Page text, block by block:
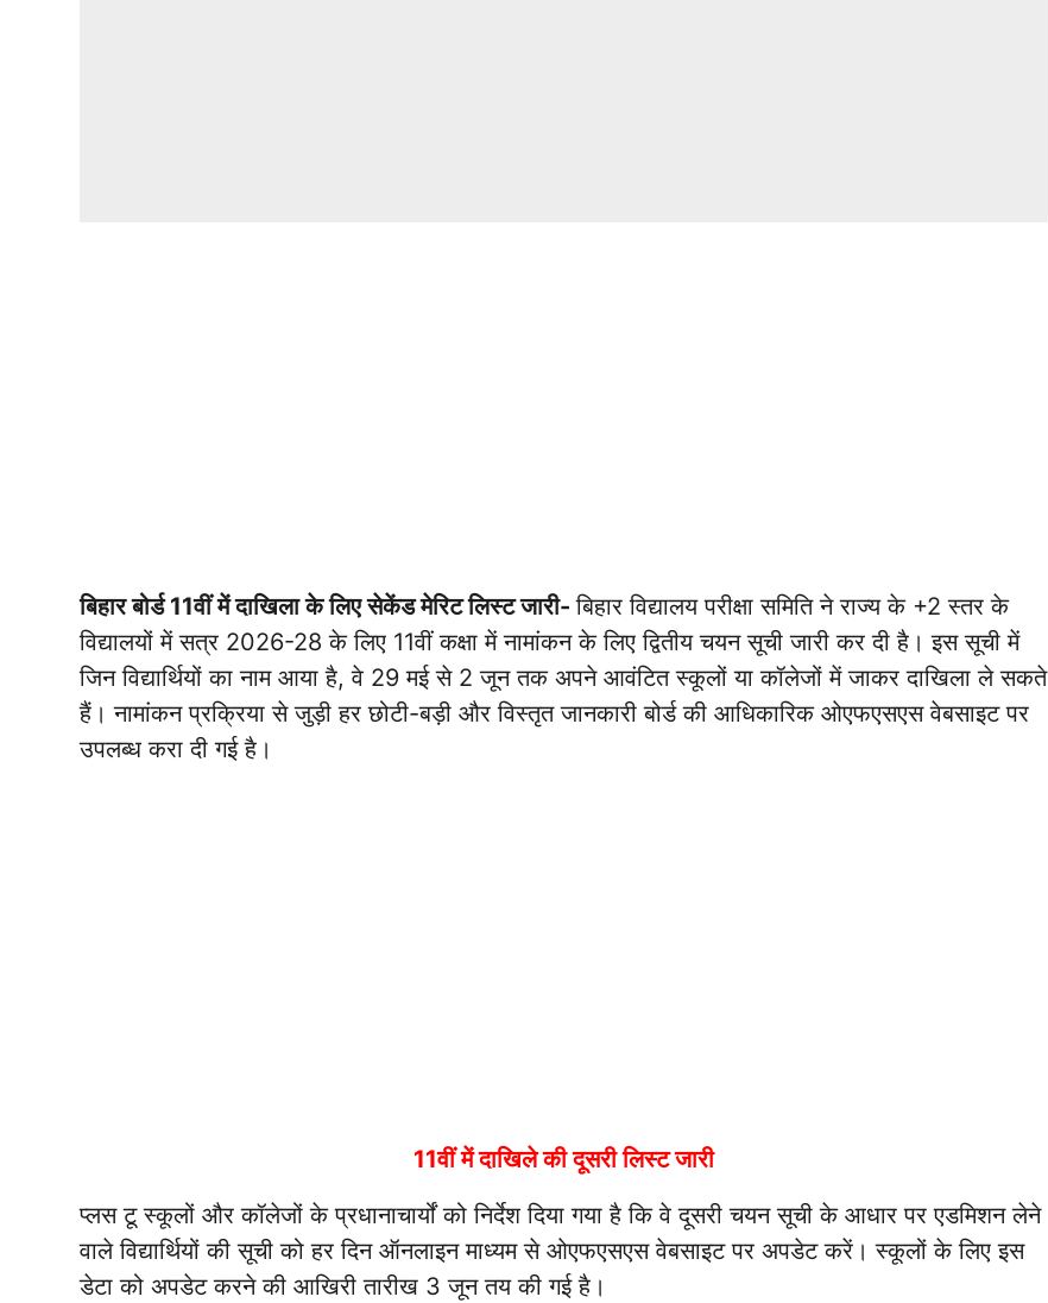
बिहार बोर्ड 11वीं में दाखिला के लिए सेकेंड मेरिट लिस्ट जारी-बिहार विद्यालय परीक्षा समिति ने राज्य के +2 स्तर के
विद्यालयों में सत्र 2026-28 के लिए 11वीं कक्षा में नामांकन के लिए द्वितीय चयन सूची जारी कर दी है। इस सूची में
जिन विद्यार्थियों का नाम आया है, वे 29 मई से 2 जून तक अपने आवंटित स्कूलों या कॉलेजों में जाकर दाखिला ले सकते
हैं। नामांकन प्रक्रिया से जुड़ी हर छोटी-बड़ी और विस्तृत जानकारी बोर्ड की आधिकारिक ओएफएसएस वेबसाइट पर
उपलब्ध करा दी गई है।
11वीं में दाखिले की दूसरी लिस्ट जारी
प्लस टू स्कूलों और कॉलेजों के प्रधानाचार्यों को निर्देश दिया गया है कि वे दूसरी चयन सूची के आधार पर एडमिशन लेने
वाले विद्यार्थियों की सूची को हर दिन ऑनलाइन माध्यम से ओएफएसएस वेबसाइट पर अपडेट करें। स्कूलों के लिए इस
डेटा को अपडेट करने की आखिरी तारीख 3 जून तय की गई है।